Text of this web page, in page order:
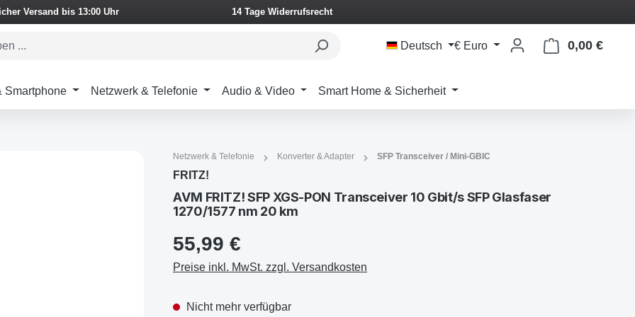
Versand bis 13:00 Uhr 14 Tage Widerrufsrecht
Deutsch € Euro 0,00 €
Smartphone Netzwerk & Telefonie Audio & Video Smart Home & Sicherheit
Netzwerk & Telefonie Konverter & Adapter SFP Transceiver / Mini-GBIC
FRITZ!
AVM FRITZ! SFP XGS-PON Transceiver 10 Gbit/s SFP Glasfaser
1270/1577 nm 20 km
55,99 €
Preise inkl. MwSt. zzgl. Versandkosten
Nicht mehr verfügbar